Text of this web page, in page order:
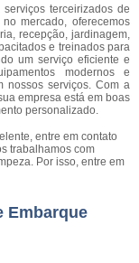
terceirizados de
mercado, oferecemos
recepção, jardinagem,
e treinados para
um serviço eficiente e
modernos e
nossos serviços. Com a
empresa está em boas
personalizado.
entre em contato
trabalhamos com
Por isso, entre em
Embarque